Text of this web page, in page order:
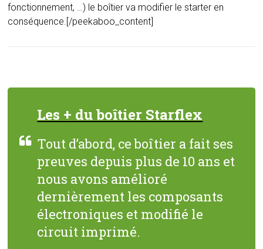
fonctionnement, …) le boîtier va modifier le starter en
conséquence.[/peekaboo_content]
Les + du boîtier Starflex
Tout d’abord, ce boîtier a fait ses
preuves depuis plus de 10 ans et
nous avons amélioré
dernièrement les composants
électroniques et modifié le
circuit imprimé.